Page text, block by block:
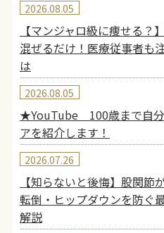
【マンジャロ級に痩せる？
混ぜるだけ！医療従事者も
は
2026.08.05
★YouTube 100歳まで自分
アを紹介します！
2026.08.05
【知らないと後悔】股関節
転倒・ヒップダウンを防ぐ
解説
2026.07.26